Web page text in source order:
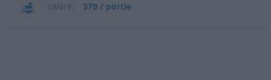
calorii 379 / portie